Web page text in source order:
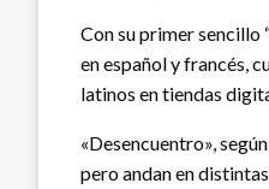
Con su primer sencillo
en español y francés,
latinos en tiendas
«Desencuentro»,
pero andan en